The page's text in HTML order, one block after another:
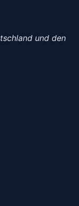
und den